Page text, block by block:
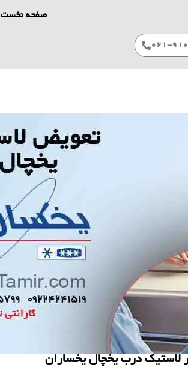
صفحه نخست
لاستیک درب یخچال‌ یخساران